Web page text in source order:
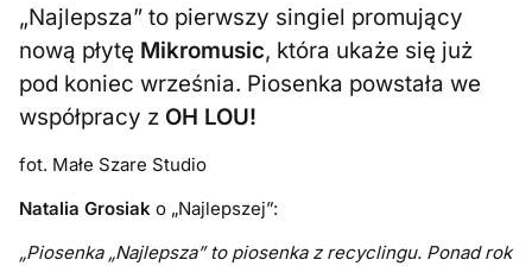
„Najlepsza” to pierwszy singiel promujący
nową płytę Mikromusic, która ukaże się już
pod koniec września. Piosenka powstała we
współpracy z OH LOU!
fot. Małe Szare Studio
Natalia Grosiak o „Najlepszej”:
„Piosenka „Najlepsza” to piosenka z recyclingu. Ponad rok